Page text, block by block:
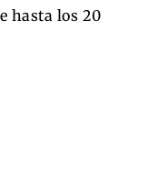
hasta los 20